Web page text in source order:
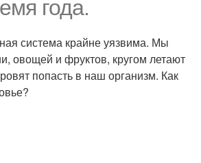
года.
система крайне уязвима. Мы
овощей и фруктов, кругом летают
попасть в наш организм. Как